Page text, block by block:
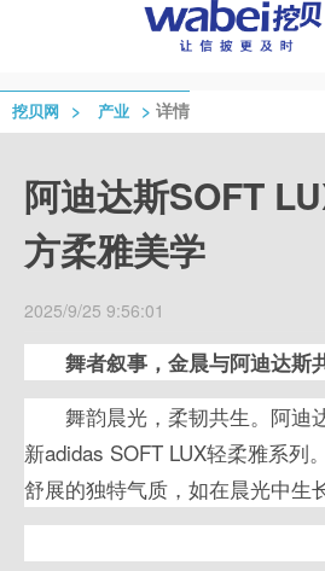
挖贝网 > 产业 > 详情
阿迪达斯SOFT
方柔雅美学
2025/9/25 9:56:01
舞者叙事，金晨与阿迪达斯
舞韵晨光，柔韧共生。阿迪
新adidas SOFT LUX轻柔雅系
舒展的独特气质，如在晨光中生